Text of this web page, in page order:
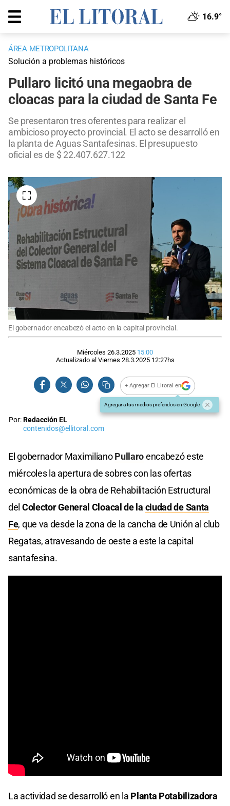
16.9°
ÁREA METROPOLITANA
Solución a problemas históricos
Pullaro licitó una megaobra de
cloacas para la ciudad de Santa Fe
Se presentaron tres oferentes para realizar el
ambicioso proyecto provincial. El acto se desarrolló en
la planta de Aguas Santafesinas. El presupuesto
oficial es de $ 22.407.627.122
El gobernador encabezó el acto en la capital provincial.
Miércoles 26.3.2025 15:00
Actualizado al Viernes 28.3.2025 12:27hs
+ Agregar El Litoral en
Agregar a tus medios preferidos en Google
Por:Redacción EL
contenidos@ellitoral.com
El gobernador MaximilianoPullaroencabezó este
miércoles la apertura de sobres con las ofertas
económicas de la obra de Rehabilitación Estructural
del Colector General Cloacal de la ciudad de Santa
Fe, que va desde la zona de la cancha de Unión al club
Regatas, atravesando de oeste a este la capital
santafesina.
La actividad se desarrolló en la Planta Potabilizadora